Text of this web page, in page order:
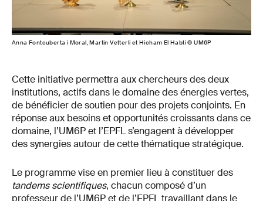
Anna Fontcuberta i Moral, Martin Vetterli et Hicham El Habti © UM6P
Cette initiative permettra aux chercheurs des deux
institutions, actifs dans le domaine des énergies vertes,
de bénéficier de soutien pour des projets conjoints. En
réponse aux besoins et opportunités croissants dans ce
domaine, l’UM6P et l’EPFL s’engagent à développer
des synergies autour de cette thématique stratégique.
Le programme vise en premier lieu à constituer des
tandems scientifiques, chacun composé d’un
professeur de l’UM6P et de l’EPFL travaillant dans le